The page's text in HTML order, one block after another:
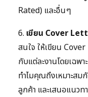
Rated) และอื่นๆ
6. เขียน Cover
สนใจ ให้เขียน
กับแต่ละงานโดยเฉพ
ทำไมคุณถึงเหมาะสม
ลูกค้า และเสนอแนว